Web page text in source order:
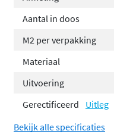
Antislipwaarde
Toepasbaar als
Natuurlijke
modern gemak
Aantal in doos
M2 per verpakking
Materiaal
Uitvoering
Gerectificeerd
Uitleg
Bekijk alle specificaties